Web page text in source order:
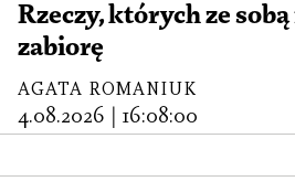
Rzeczy, których ze sobą
zabiorę
AGATA ROMANIUK
4.08.2026 16:08:00